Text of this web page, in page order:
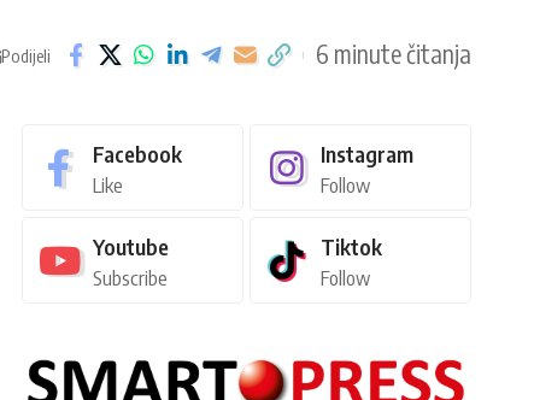
Podijeli 6 minute čitanja
Facebook
Like
Instagram
Follow
Youtube
Subscribe
Tiktok
Follow